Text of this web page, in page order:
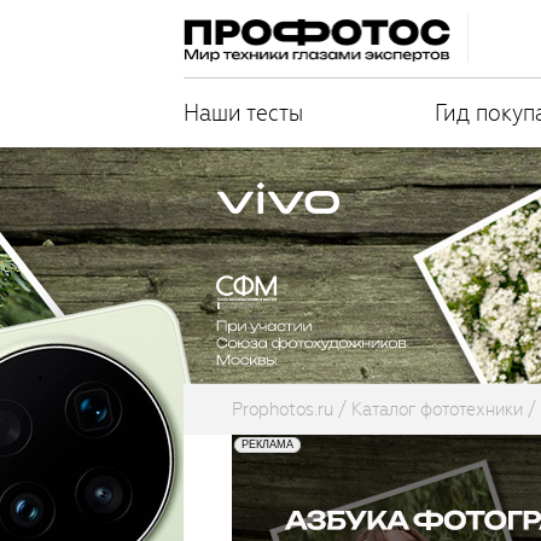
Наши тесты Гид
Prophotos.ru Каталог фототехники